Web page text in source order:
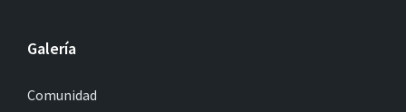
Galería
Comunidad